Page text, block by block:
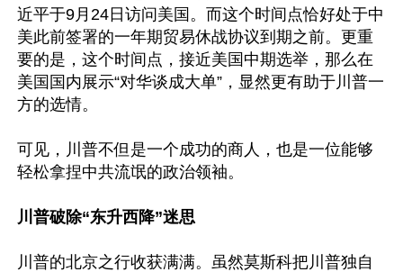
近平于9月24日访问美国。而这个时间点恰好处于中
美此前签署的一年期贸易休战协议到期之前。更重
要的是，这个时间点，接近美国中期选举，那么在
美国国内展示“对华谈成大单”，显然更有助于川普一
方的选情。
可见，川普不但是一个成功的商人，也是一位能够
轻松拿捏中共流氓的政治领袖。
川普破除“东升西降”迷思
川普的北京之行收获满满。虽然莫斯科把川普独自